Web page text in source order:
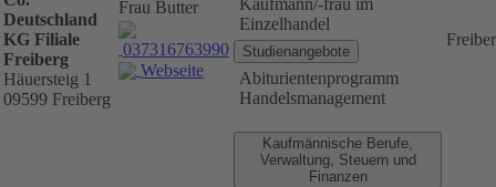
Deutschland
KG Filiale
Freiberg
Häuersteig 1
09599 Freiberg
Frau Butter
037316763990
Webseite
Kaufmann/-frau im
Einzelhandel
Studienangebote
Abiturientenprogramm
Handelsmanagement
Kaufmännische Berufe,
Verwaltung, Steuern und
Finanzen